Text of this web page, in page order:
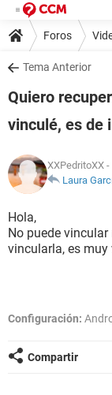
Foros
Tema Anterior
Quiero
vinculé, es de
XXPedritoXX -
Laura
Hola,
No puede
vincularla, es muy
Configuración:
Compartir